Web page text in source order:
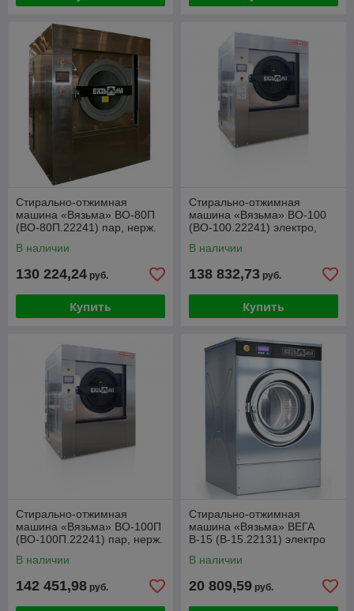
Стирально-отжимная
машина «Вязьма» ВО-80П
(ВО-80П.22241) пар, нерж.
В наличии
130 224,24 руб.
Купить
Стирально-отжимная
машина «Вязьма» ВО-100
(ВО-100.22241) электро,
В наличии
138 832,73 руб.
Купить
Стирально-отжимная
машина «Вязьма» ВО-100П
(ВО-100П.22241) пар, нерж.
В наличии
142 451,98 руб.
Стирально-отжимная
машина «Вязьма» ВЕГА
В-15 (В-15.22131) электро
В наличии
20 809,59 руб.